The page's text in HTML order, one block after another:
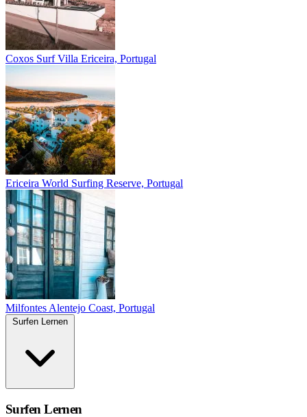
Coxos Surf Villa Ericeira, Portugal
Ericeira World Surfing Reserve, Portugal
Milfontes Alentejo Coast, Portugal
Surfen Lernen